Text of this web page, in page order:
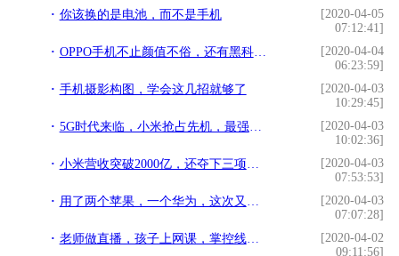
你该换的是电池，而不是手机
[2020-04-05
07:12:41]
OPPO手机不止颜值不俗，还有黑科技！这样的手机我爱了
[2020-04-04
06:23:59]
手机摄影构图，学会这几招就够了
[2020-04-03
10:29:45]
5G时代来临，小米抢占先机，最强性能小米10或成行业标杆
[2020-04-03
10:02:36]
小米营收突破2000亿，还夺下三项第一，比华为都优秀？
[2020-04-03
07:53:53]
用了两个苹果，一个华为，这次又换了华为，P30Pro一点没让我失望
[2020-04-03
07:07:28]
老师做直播，孩子上网课，掌控线上学习就靠这个平板电脑了
[2020-04-02
09:11:56]